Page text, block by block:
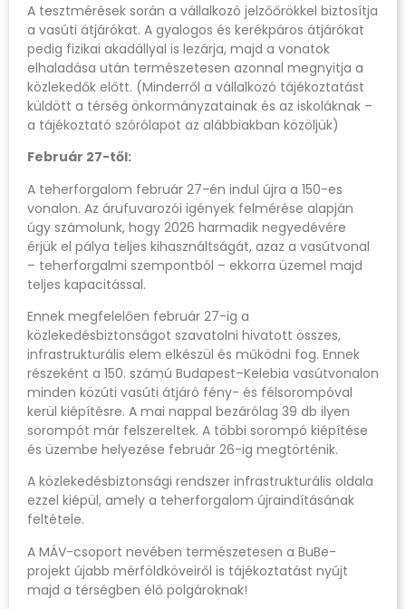
A tesztmérések során a vállalkozó jelzőőrökkel biztosítja
a vasúti átjárókat. A gyalogos és kerékpáros átjárókat
pedig fizikai akadállyal is lezárja, majd a vonatok
elhaladása után természetesen azonnal megnyitja a
közlekedők előtt. (Minderről a vállalkozó tájékoztatást
küldött a térség önkormányzatainak és az iskoláknak –
a tájékoztató szórólapot az alábbiakban közöljük)
Február 27-től:
A teherforgalom február 27-én indul újra a 150-es
vonalon. Az árufuvarozói igények felmérése alapján
úgy számolunk, hogy 2026 harmadik negyedévére
érjük el pálya teljes kihasználtságát, azaz a vasútvonal
– teherforgalmi szempontból – ekkorra üzemel majd
teljes kapacitással.
Ennek megfelelően február 27-ig a
közlekedésbiztonságot szavatolni hivatott összes,
infrastrukturális elem elkészül és működni fog. Ennek
részeként a 150. számú Budapest–Kelebia vasútvonalon
minden közúti vasúti átjáró fény- és félsorompóval
kerül kiépítésre. A mai nappal bezárólag 39 db ilyen
sorompót már felszereltek. A többi sorompó kiépítése
és üzembe helyezése február 26-ig megtörténik.
A közlekedésbiztonsági rendszer infrastrukturális oldala
ezzel kiépül, amely a teherforgalom újraindításának
feltétele.
A MÁV-csoport nevében természetesen a BuBe-
projekt újabb mérföldköveiről is tájékoztatást nyújt
majd a térségben élő polgároknak!